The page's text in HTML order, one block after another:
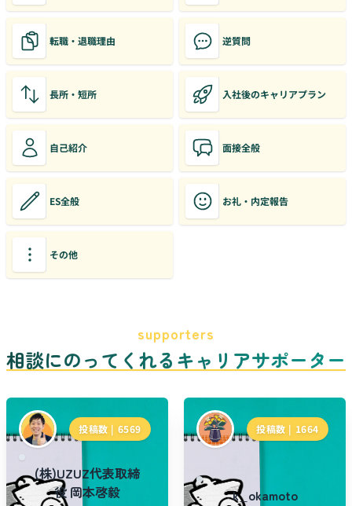
転職・退職理由 逆質問
長所・短所 入社後のキャリアプラン
自己紹介 面接全般
ES全般 お礼・内定報告
その他
supporters
相談にのってくれるキャリアサポーター
投稿数 | 6569
(株)UZUZ代表取締
役 岡本啓毅
投稿数 | 1664
k_okamoto